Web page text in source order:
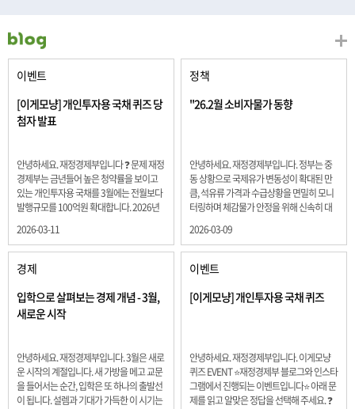
이벤트
[이게모냥] 개인투자용 국채 퀴즈 당
첨자 발표
안녕하세요. 재정경제부입니다 ❓ 문제 재정
경제부는 금년들어 높은 청약률을 보이고
있는 개인투자용 국채를 3월에는 전월보다
발행규모를 100억원 확대합니다. 2026년
5년물 600억원, 10년물 900억원, 20년물
300억원입니다. 그렇다면 3월 개인투자용
국채의 총 발행 예정 금액은 얼마일까요??
보기 ① 1,600억원 ② 1,700억원 ③ 1,800
억원 ④ 2,000억원 정답 : 1,800억원 참여해
주신 모든 분들 감사합니다! 당첨자분들에
게는 지난 이벤트 블로그 게시글에 비밀댓
전달드립니다.
2026-03-11
정책
"26.2월 소비자물가 동향
안녕하세요. 재정경제부입니다. 정부는 중
동 상황으로 국제유가 변동성이 확대된 만
큼, 석유류 가격과 수급상황을 면밀히 모니
터링하며 체감물가 안정을 위해 신속히 대
료품과 에너지를 제외하고 추세적 흐름을
보여주는 근원물가는 2.3% 상승 향후 지정
학적 요인, 기상여건 등 불확실성이 있는 만
큼, 정부는 체감물가 안정을 위해 총력을 다
할 계획입니다. 특히, 최근 중동 상황으로 국
제유가 변동성이 확대된 만큼, 석유류 가격･
다.
2026-03-09
경제
입학으로 살펴보는 경제 개념 - 3월,
새로운 시작
안녕하세요. 재정경제부입니다. 3월은 새로
운 시작의 계절입니다. 새 가방을 메고 교문
을 들어서는 순간, 입학은 또 하나의 출발선
이 됩니다. 설렘과 기대가 가득한 이 시기는
이벤트
[이게모냥] 개인투자용 국채 퀴즈
안녕하세요. 재정경제부입니다. 이게모냥
퀴즈 EVENT ⭐재정경제부 블로그와 인스타
그램에서 진행되는 이벤트입니다⭐ 아래 문
제를 읽고 알맞은 정답을 선택해 주세요. ❓